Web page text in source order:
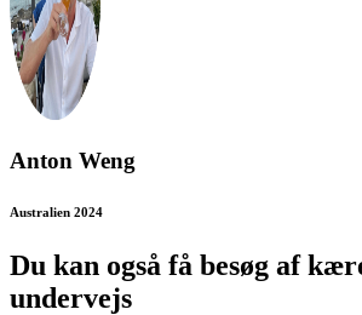
Anton Weng
Australien 2024
Du kan også få besøg af
undervejs